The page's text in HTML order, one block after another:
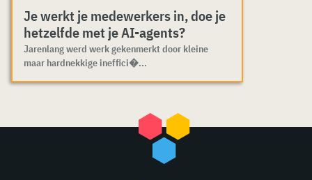
Je werkt je medewerkers in, doe je
hetzelfde met je AI-agents?
Jarenlang werd werk gekenmerkt door kleine
maar hardnekkige ineffici�...